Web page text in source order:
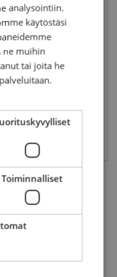
Haklift-
Työkuorma: 0.50 - 0.50 t
Nostokorkeus m: 3 - 3
Nostonopeus m/min: 2.0 - 2.0
analysointiin.
käytöstäsi
ne muihin
tai joita he
Toiminnalliset